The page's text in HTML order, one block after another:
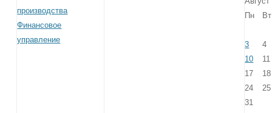
производства
Финансовое
управление
Пн
Вт
3
4
10
11
17
18
24
25
31